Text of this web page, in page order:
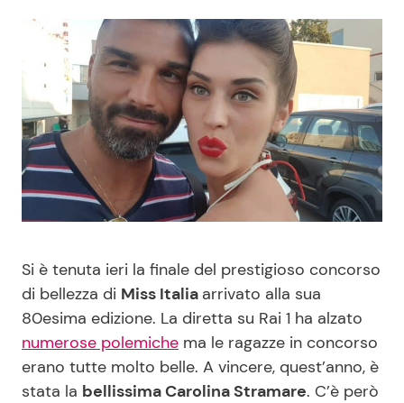
News Cinema
News Musica
News Spettacolo
News dal mondo
Benessere
Casa
Moda e Style
Mondo Mamma
News benessere
Cucina e Ricette
Consigli di Cucina
Dolci
Le Ricette in TV
Primi Piatti
Si è tenuta ieri la finale del prestigioso concorso
di bellezza di Miss Italia arrivato alla sua
80esima edizione. La diretta su Rai 1 ha alzato
numerose polemiche ma le ragazze in concorso
erano tutte molto belle. A vincere, quest’anno, è
stata la bellissima Carolina Stramare. C’è però